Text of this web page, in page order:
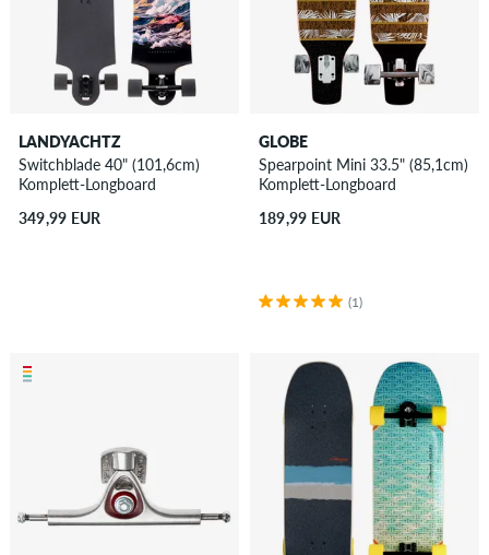
LANDYACHTZ
Switchblade 40" (101,6cm)
Komplett-Longboard
349,99 EUR
GLOBE
Spearpoint Mini 33.5" (85,1cm)
Komplett-Longboard
189,99 EUR
(1)